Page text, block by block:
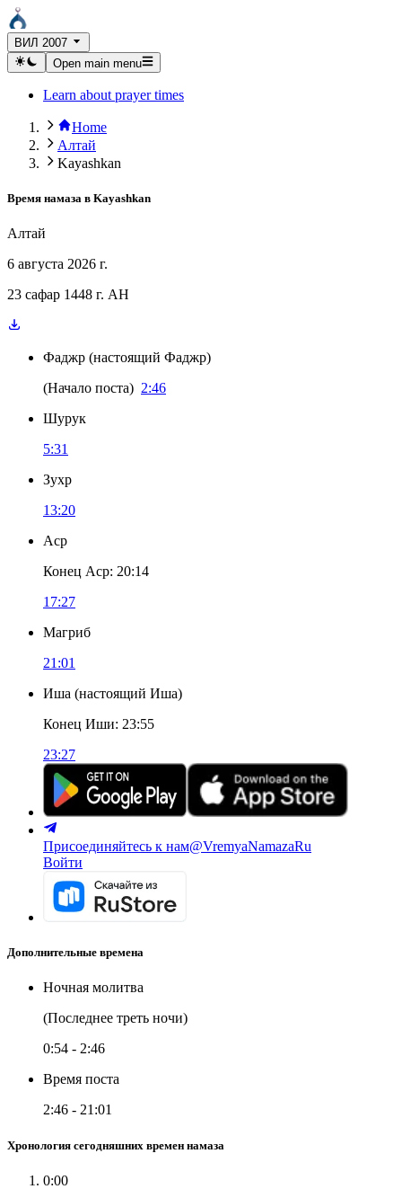
ВИЛ 2007
Open main menu
Learn about prayer times
Home
Алтай
Kayashkan
Время намаза в Kayashkan
Алтай
6 августа 2026 г.
23 сафар 1448 г. AH
Фаджр (настоящий Фаджр)
(Начало поста) 2:46
Шурук
5:31
Зухр
13:20
Аср
Конец Аср: 20:14
17:27
Магриб
21:01
Иша (настоящий Иша)
Конец Иши: 23:55
23:27
Присоединяйтесь к нам@VremyaNamazaRu
Войти
Дополнительные времена
Ночная молитва
(Последнее треть ночи)
0:54 - 2:46
Время поста
2:46 - 21:01
Хронология сегодняшних времен намаза
0:00